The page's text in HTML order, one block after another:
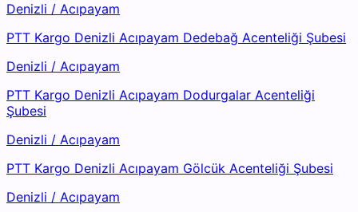
Denizli / Acıpayam
PTT Kargo Denizli Acıpayam Dedebağ Acenteliği Şubesi
Denizli / Acıpayam
PTT Kargo Denizli Acıpayam Dodurgalar Acenteliği
Şubesi
Denizli / Acıpayam
PTT Kargo Denizli Acıpayam Gölcük Acenteliği Şubesi
Denizli / Acıpayam